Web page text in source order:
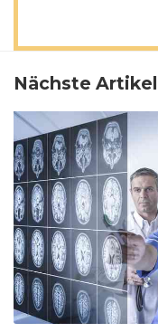
Nächste Artikel